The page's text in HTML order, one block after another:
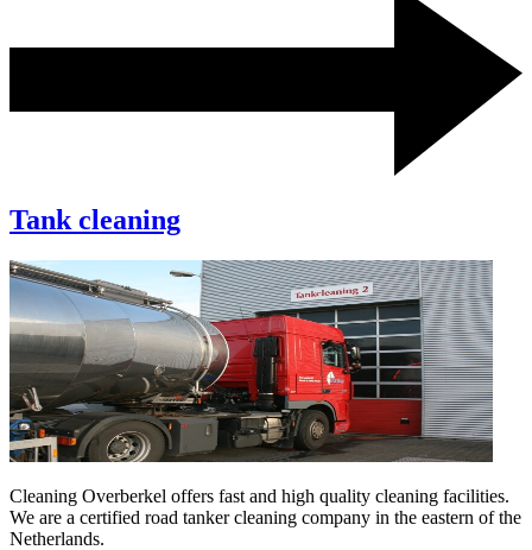
Tank cleaning
Cleaning Overberkel offers fast and high quality cleaning facilities.
We are a certified road tanker cleaning company in the eastern of the
Netherlands.